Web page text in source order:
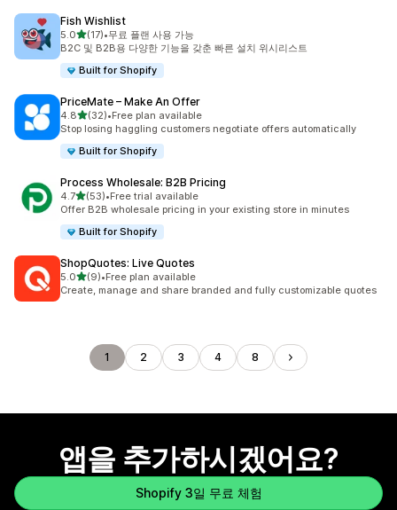
Fish Wishlist
5.0별 5개 중
(17)
총 리뷰 17개
•무료 플랜 사용 가능
B2C 및 B2B용 다양한 기능을 갖춘 빠른 설치 위시리스트
Built for Shopify
PriceMate – Make An Offer
4.8별 5개 중
(32)
총 리뷰 32개
•Free plan available
Stop losing haggling customers negotiate offers automatically
Built for Shopify
Process Wholesale: B2B Pricing
4.7별 5개 중
(53)
총 리뷰 53개
•Free trial available
Offer B2B wholesale pricing in your existing store in minutes
Built for Shopify
ShopQuotes: Live Quotes
5.0별 5개 중
(9)
총 리뷰 9개
•Free plan available
Create, manage and share branded and fully customizable quotes
1 2 3 4 8
앱을 추가하시겠어요?
Shopify 3일 무료 체험